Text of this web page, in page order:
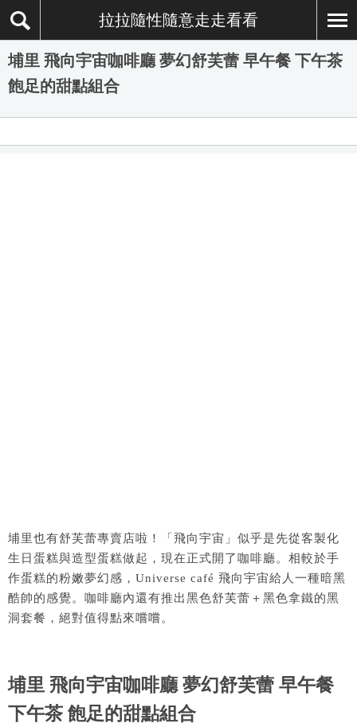
拉拉隨性隨意走走看看
埔里 飛向宇宙咖啡廳 夢幻舒芙蕾 早午餐 下午茶
飽足的甜點組合
埔里也有舒芙蕾專賣店啦！「飛向宇宙」似乎是先從客製化
生日蛋糕與造型蛋糕做起，現在正式開了咖啡廳。相較於手
作蛋糕的粉嫩夢幻感，Universe café 飛向宇宙給人一種暗黑
酷帥的感覺。咖啡廳內還有推出黑色舒芙蕾＋黑色拿鐵的黑
洞套餐，絕對值得點來嚐嚐。
埔里 飛向宇宙咖啡廳 夢幻舒芙蕾 早午餐
下午茶 飽足的甜點組合